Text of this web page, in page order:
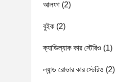
আলফা (2)
বুইক (2)
ক্যাডিল্যাক কার স্টেরিও (1)
ল্যান্ড রোভার কার স্টেরিও (2)